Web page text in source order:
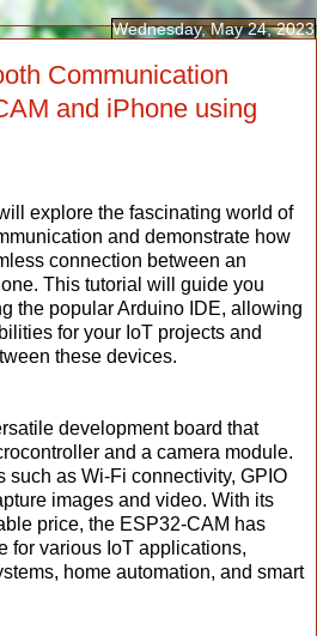
Wednesday, May 24, 2023
Communication
and iPhone using
explore the fascinating world of
and demonstrate how
connection between an
This tutorial will guide you
the popular Arduino IDE, allowing
for your IoT projects and
these devices.
development board that
and a camera module.
such as Wi-Fi connectivity, GPIO
images and video. With its
price, the ESP32-CAM has
for various IoT applications,
home automation, and smart